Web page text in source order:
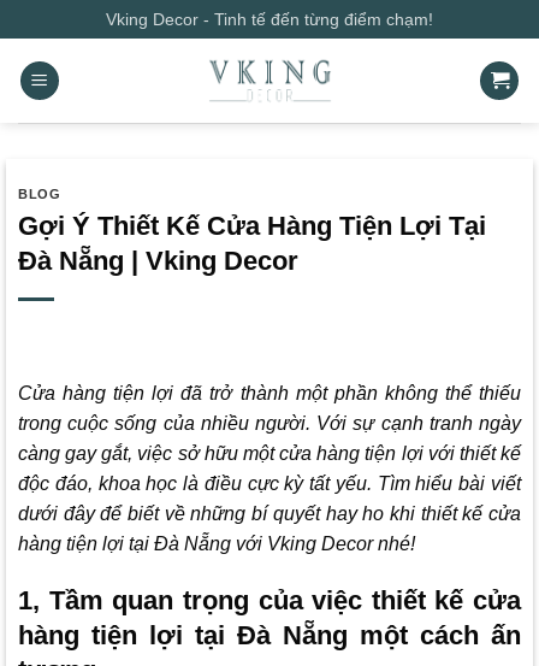
qua
nội
dung
Vking Decor - Tinh tế đến từng điểm chạm!
BLOG
Gợi Ý Thiết Kế Cửa Hàng Tiện Lợi Tại
Đà Nẵng | Vking Decor
Cửa hàng tiện lợi đã trở thành một phần không thể thiếu
trong cuộc sống của nhiều người. Với sự cạnh tranh ngày
càng gay gắt, việc sở hữu một cửa hàng tiện lợi với thiết kế
độc đáo, khoa học là điều cực kỳ tất yếu. Tìm hiểu bài viết
dưới đây để biết về những bí quyết hay ho khi thiết kế cửa
hàng tiện lợi tại Đà Nẵng với Vking Decornhé!
1, Tầm quan trọng của việc thiết kế cửa
hàng tiện lợi tại Đà Nẵng một cách ấn